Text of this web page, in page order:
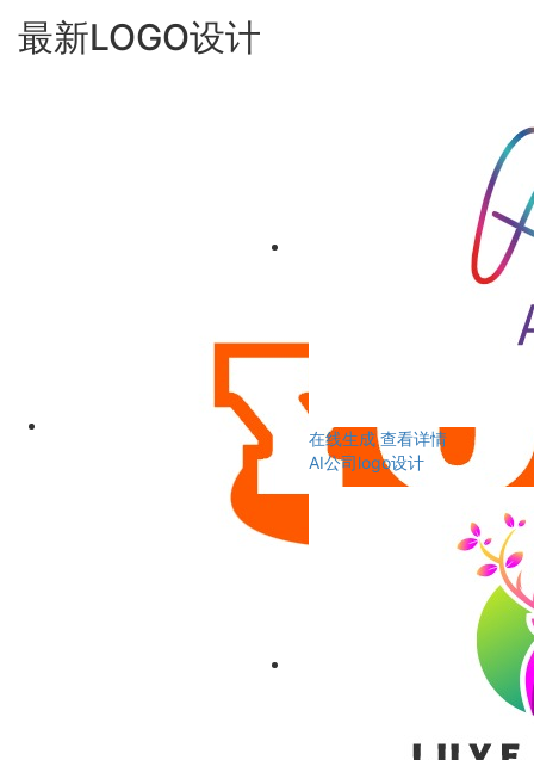
最新LOGO设计
在线生成 查看详情
AI公司logo设计